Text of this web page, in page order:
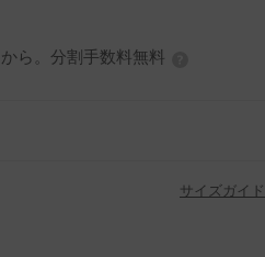
ら。分割手数料無料
サイズガイド